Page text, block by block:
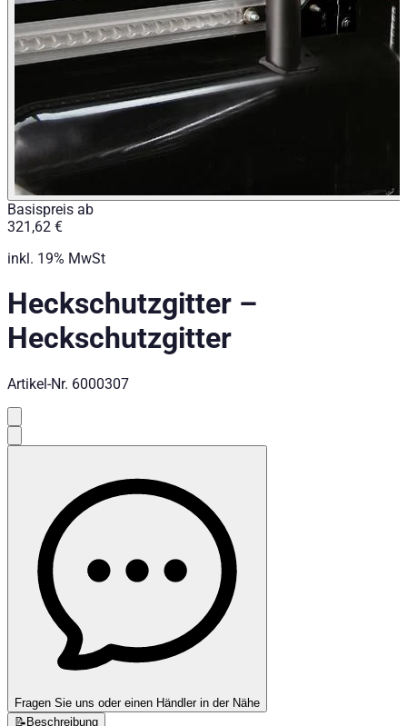
Basispreis ab
321,62 €
inkl. 19% MwSt
Heckschutzgitter –
Heckschutzgitter
Artikel-Nr. 6000307
Fragen Sie uns oder einen Händler in der Nähe
📝Beschreibung